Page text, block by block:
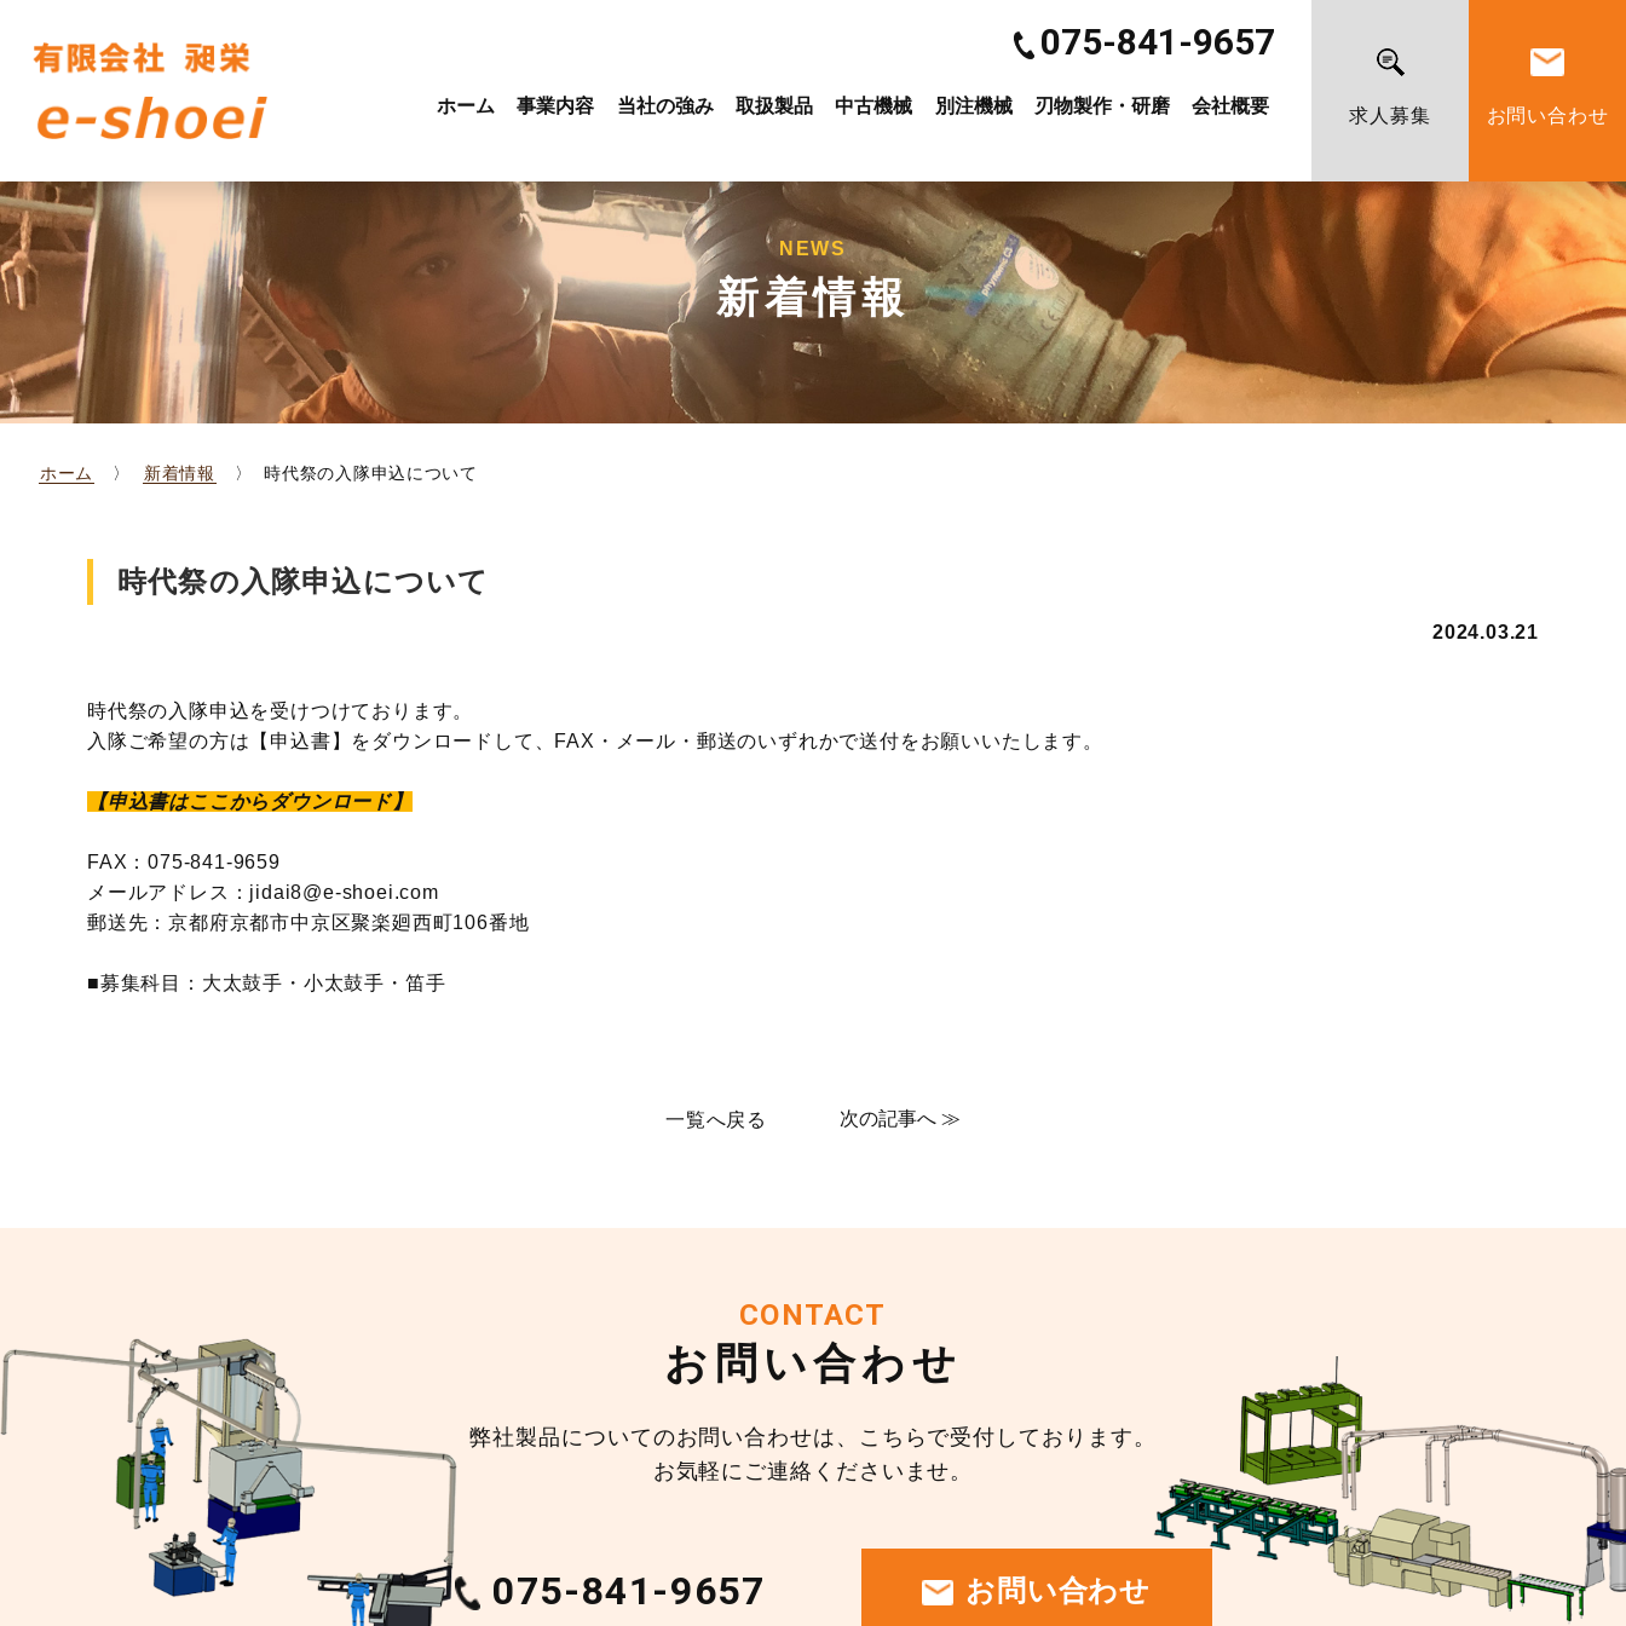
075-841-9657
ホーム 事業内容 当社の強み 取扱製品 中古機械 別注機械 刃物製作・研磨 会社概要 求人募集 お問い合わせ
NEWS
新着情報
ホーム 新着情報 時代祭の入隊申込について
時代祭の入隊申込について
2024.03.21
時代祭の入隊申込を受けつけております。
入隊ご希望の方は 【申込書】 をダウンロードして、FAX・メール・郵送のいずれかで送付をお願いいたします。
【申込書はここからダウンロード】
FAX：075-841-9659
メールアドレス：jidai8@e-shoei.com
郵送先：京都府京都市中京区聚楽廻西町106番地
■募集科目：大太鼓手・小太鼓手・笛手
一覧へ戻る 次の記事へ ≫
CONTACT
お問い合わせ
弊社製品についてのお問い合わせは、
こちらで受付しております。
お気軽にご連絡くださいませ。
075-841-9657 お問い合わせ